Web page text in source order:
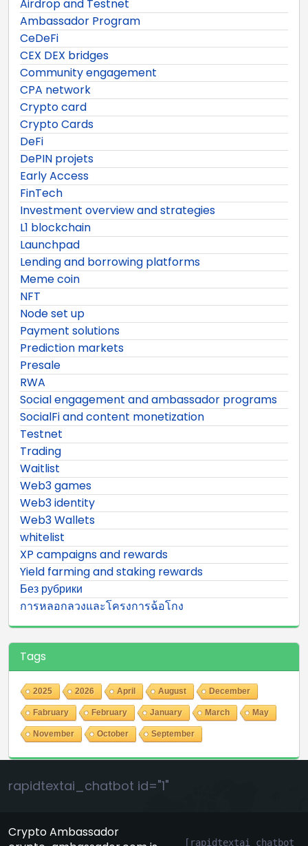
Airdrop and Testnet
Ambassador Program
CeDeFi
CEX DEX bridges
Community engagement
CPA network
Crypto card
Crypto Cards
DeFi
DePIN projets
Early Access
FinTech
Investment overview and strategies
L1 blockchain
Launchpad
Lending and borrowing platforms
Meme coin
NFT
Node set up
Payment solutions
Prediction markets
Presale
RWA
Social engagement and ambassador programs
SocialFi and content monetization
Testnet
Trading
Waitlist
Web3 games
Web3 identity
Web3 Wallets
whitelist
XP campaigns and rewards
Yield farming and staking rewards
Без рубрики
การหลอกลวงและโครงการฉ้อโกง
Tags
2025 2026 April August December
Fabruary February January March May
November October September
rapidtextai_chatbot id="1"
Crypto Ambassador
[rapidtextai_chatbot